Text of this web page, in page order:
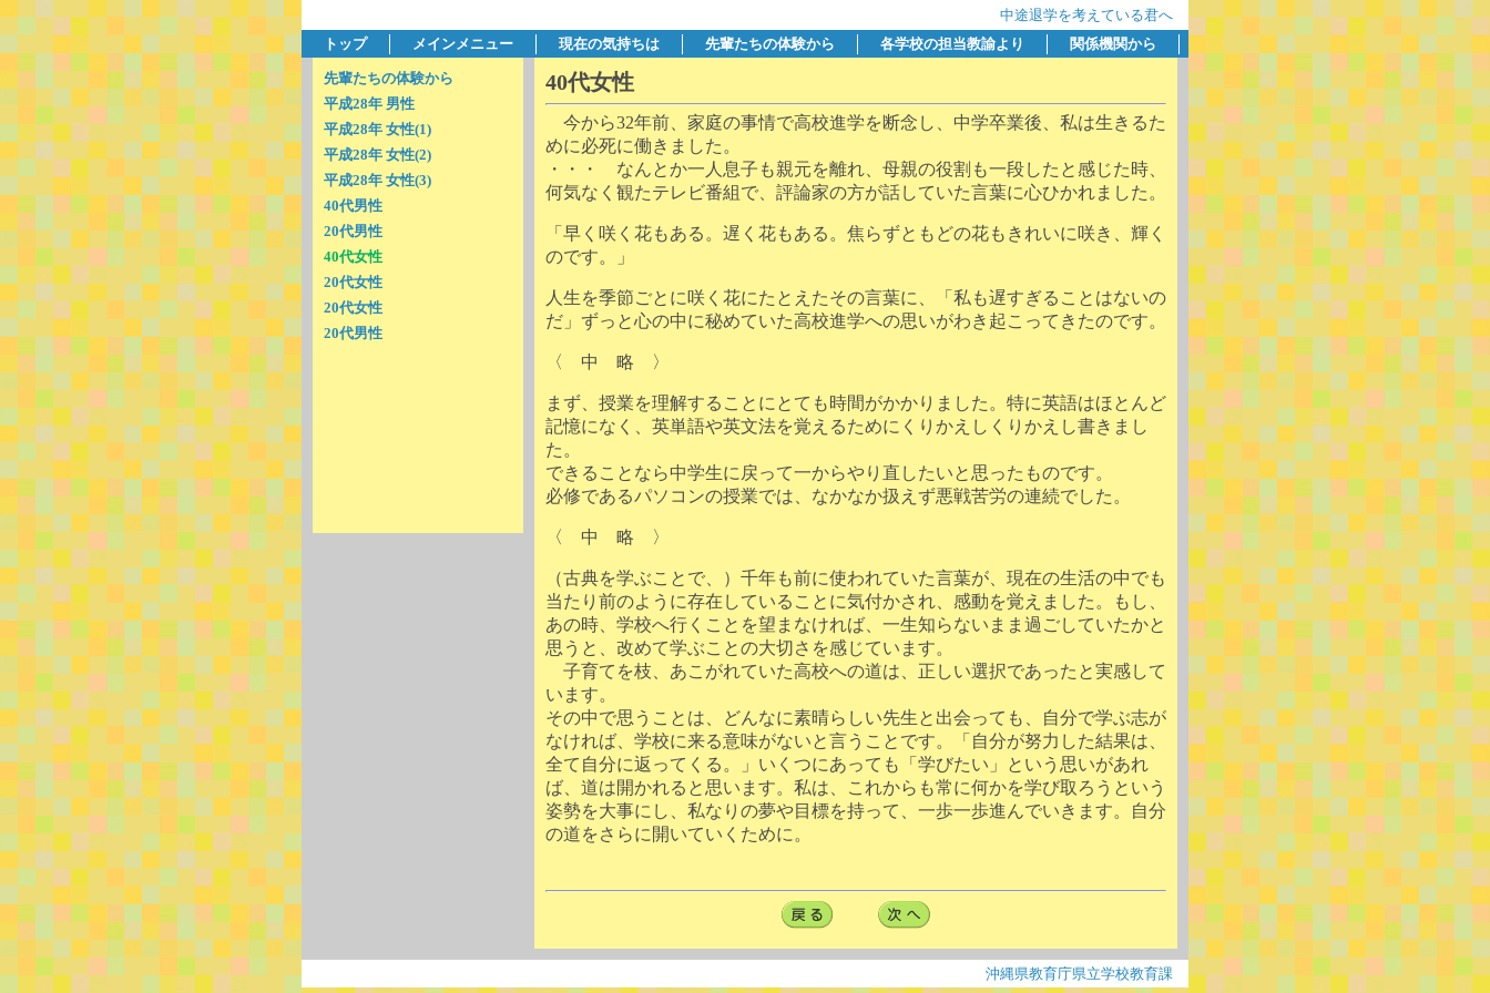
中途退学を考えている君へ
トップ
メインメニュー 現在の気持ちは 先輩たちの体験から 各学校の担当教諭より 関係機関から
先輩たちの体験から
平成28年 男性
平成28年 女性(1)
平成28年 女性(2)
平成28年 女性(3)
40代男性
20代男性
40代女性
20代女性
20代女性
20代男性
40代女性
今から32年前、家庭の事情で高校進学を断念し、中学卒業後、私は生きるた
めに必死に働きました。
・・・ なんとか一人息子も親元を離れ、母親の役割も一段したと感じた時、
何気なく観たテレビ番組で、評論家の方が話していた言葉に心ひかれました。
「早く咲く花もある。遅く花もある。焦らずともどの花もきれいに咲き、輝く
のです。」
人生を季節ごとに咲く花にたとえたその言葉に、「私も遅すぎることはないの
だ」ずっと心の中に秘めていた高校進学への思いがわき起こってきたのです。
〈 中 略 〉
まず、授業を理解することにとても時間がかかりました。特に英語はほとんど
記憶になく、英単語や英文法を覚えるためにくりかえしくりかえし書きまし
た。
できることなら中学生に戻って一からやり直したいと思ったものです。
必修であるパソコンの授業では、なかなか扱えず悪戦苦労の連続でした。
〈 中 略 〉
（古典を学ぶことで、）千年も前に使われていた言葉が、現在の生活の中でも
当たり前のように存在していることに気付かされ、感動を覚えました。もし、
あの時、学校へ行くことを望まなければ、一生知らないまま過ごしていたかと
思うと、改めて学ぶことの大切さを感じています。
子育てを枝、あこがれていた高校への道は、正しい選択であったと実感して
います。
その中で思うことは、どんなに素晴らしい先生と出会っても、自分で学ぶ志が
なければ、学校に来る意味がないと言うことです。「自分が努力した結果は、
全て自分に返ってくる。」いくつにあっても「学びたい」という思いがあれ
ば、道は開かれると思います。私は、これからも常に何かを学び取ろうという
姿勢を大事にし、私なりの夢や目標を持って、一歩一歩進んでいきます。自分
の道をさらに開いていくために。
沖縄県教育庁県立学校教育課